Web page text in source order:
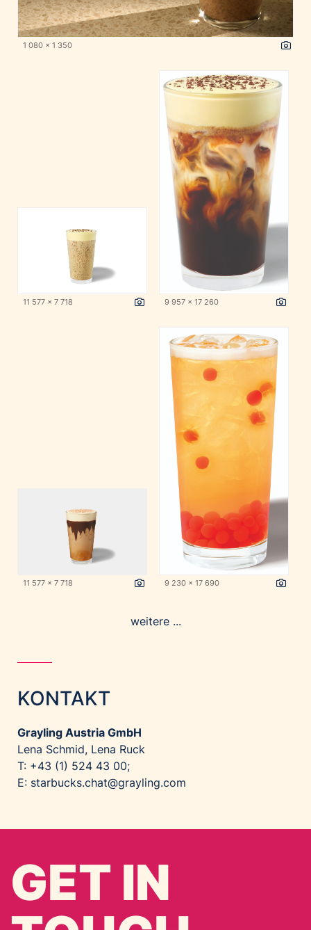
1 080 x 1 350
11 577 x 7 718 9 957 x 17 260
11 577 x 7 718 9 230 x 17 690
weitere ...
KONTAKT
Grayling Austria GmbH
Lena Schmid, Lena Ruck
T: +43 (1) 524 43 00;
E: starbucks.chat@grayling.com
GET IN